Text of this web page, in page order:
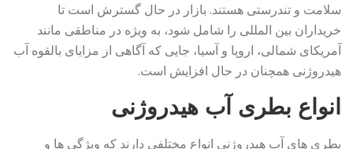
سلامت و تندرستی هستند. بازار در حال گسترش است تا
خریداران بین المللی را شامل شود، به ویژه در مناطقی مانند
آمریکای شمالی، اروپا و آسیا، جایی که آگاهی از مزایای بالقوه آب
هیدروژنی همچنان در حال افزایش است.
انواع بطری آب هیدروژنی
بطری های آب هیدروژنی انواع مختلفی دارند که ویژگی ها و